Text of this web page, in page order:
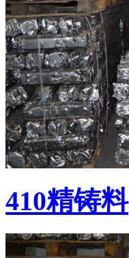
410精铸料